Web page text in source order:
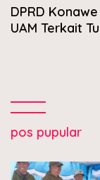
DPRD
UAM Terkait
pos pupular